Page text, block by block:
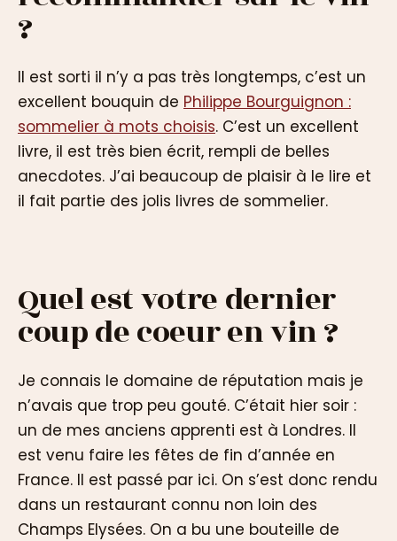
?
Il est sorti il n’y a pas très longtemps, c’est un
excellent bouquin de Philippe Bourguignon :
sommelier à mots choisis. C’est un excellent
livre, il est très bien écrit, rempli de belles
anecdotes. J’ai beaucoup de plaisir à le lire et
il fait partie des jolis livres de sommelier.
Quel est votre dernier
coup de coeur en vin ?
Je connais le domaine de réputation mais je
n’avais que trop peu gouté. C’était hier soir :
un de mes anciens apprenti est à Londres. Il
est venu faire les fêtes de fin d’année en
France. Il est passé par ici. On s’est donc rendu
dans un restaurant connu non loin des
Champs Elysées. On a bu une bouteille de